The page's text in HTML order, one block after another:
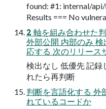
found: #1: internal/
Results === No
2 軸を組み合わせた
外部公開 内部のみ
応する 次のリリース
検出なし 低優先 記
れたら再判断
判断を言語化する 外
れているコードか